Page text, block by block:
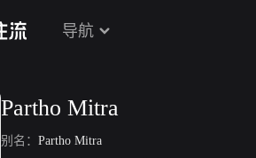
导航
Partho Mitra
别名： Partho Mitra